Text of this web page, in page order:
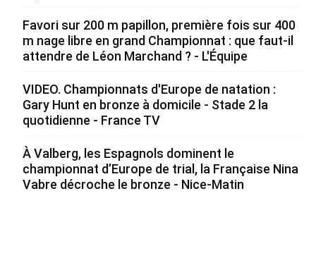
Favori sur 200 m papillon, première fois sur 400
m nage libre en grand Championnat : que faut-il
attendre de Léon Marchand ? - L'Équipe
VIDEO. Championnats d'Europe de natation :
Gary Hunt en bronze à domicile - Stade 2 la
quotidienne - France TV
À Valberg, les Espagnols dominent le
championnat d’Europe de trial, la Française Nina
Vabre décroche le bronze - Nice-Matin